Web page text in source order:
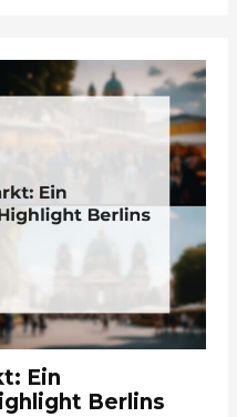
Ein
Berlins